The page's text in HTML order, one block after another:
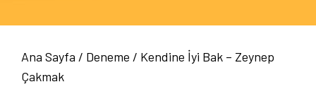
Ana Sayfa / Deneme / Kendine İyi Bak – Zeynep
Çakmak